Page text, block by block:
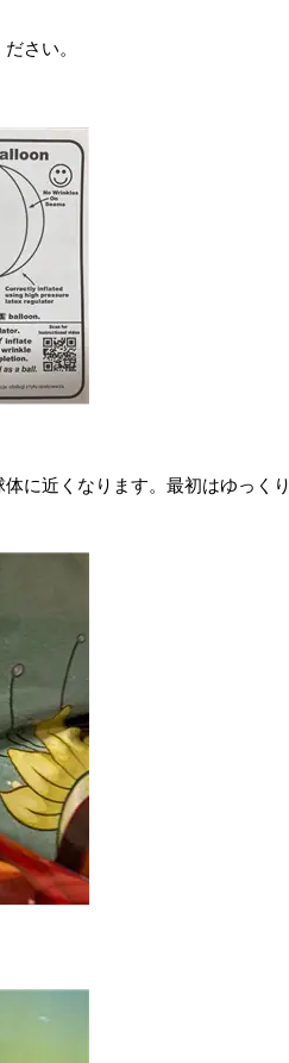
さい。
に近くなります。最初はゆっくり